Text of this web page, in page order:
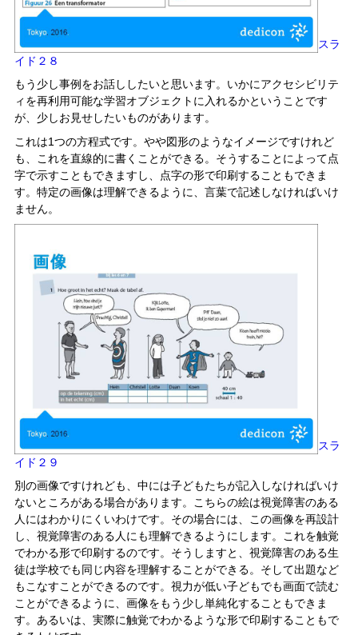
スラ
イド２８
もう少し事例をお話ししたいと思います。いかにアクセシビリテ
ィを再利用可能な学習オブジェクトに入れるかということです
が、少しお見せしたいものがあります。
これは1つの方程式です。やや図形のようなイメージですけれど
も、これを直線的に書くことができる。そうすることによって点
字で示すこともできますし、点字の形で印刷することもできま
す。特定の画像は理解できるように、言葉で記述しなければいけ
ません。
スラ
イド２９
別の画像ですけれども、中には子どもたちが記入しなければいけ
ないところがある場合があります。こちらの絵は視覚障害のある
人にはわかりにくいわけです。その場合には、この画像を再設計
し、視覚障害のある人にも理解できるようにします。これを触覚
でわかる形で印刷するのです。そうしますと、視覚障害のある生
徒は学校でも同じ内容を理解することができる。そして出題など
もこなすことができるのです。視力が低い子どもでも画面で読む
ことができるように、画像をもう少し単純化することもできま
す。あるいは、実際に触覚でわかるような形で印刷することもで